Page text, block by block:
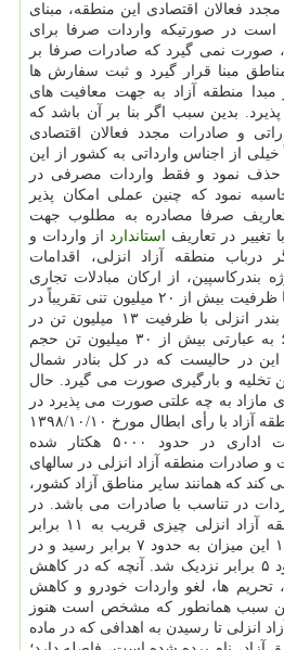
فعالان اقتصادی این منطقه، مبنای
است در صورتیکه واردات صرفا برای
صورت نمی گیرد که صادرات صرفا بر
مبنا قرار گیرد و ثبت سفارش ها
منطقه آزاد به جهت معافیت های
بدین سبب اگر بنا بر آن باشد که
و صادرات مجدد فعالان اقتصادی
خیلی از اجناس وارداتی به کشور از این
حذف نمود و فقط واردات مصرفی در
نمود که چنین عملی امکان پذیر
تعاریف صرفا مصادره به مطلوب جهت
تغییر در تعاریف
استاندارداز واردات و
منطقه آزاد انزلی، اقدامات
بندرکاسپین، از ارکان مبادلات تجاری
این منطقه است. این بندر با ظرفیت بیش از ۲۰ میلیون تنی تقریباً در
فاصله ۷ کیلومتر هوایی از بندر انزلی با ظرفیت ۱۳ میلیون تن در
حال تکمیل شدن می باشد؛ به عبارتی بیش از ۳۰ میلیون تن حجم
این در حالیست که در کل بنادر شمال
۶ میلیون تن تخلیه و بارگیری صورت می گیرد. حال
مازاد به چه علتی صورت می پذیرد در
هیأت عمومی دیوان عدالت اداری در حدود ۵۰۰۰ هکتار شده
و صادرات منطقه آزاد انزلی در سالهای
که همانند سایر مناطق آزاد کشور،
در تناسب با صادرات می باشد. در
سال ۱۳۹۵ واردات در منطقه آزاد انزلی چیزی قریب به ۱۱ برابر
صادرات بود و در سال ۱۳۹۶ این میزان به حدود ۷ برابر رسید و در
سال ۱۳۹۷ این عدد به حدود ۵ برابر نزدیک شد. آنچه که در کاهش
تحریم ها، لغو واردات خودرو و کاهش
سبب همانطور که مشخص است هنوز
انزلی تا رسیدن به اهدافی که در ماده